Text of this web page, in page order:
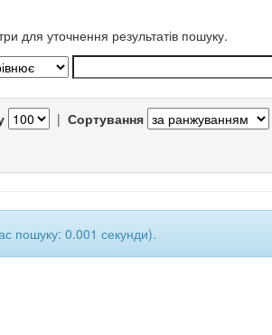
для уточнення результатів пошуку.
| Сортування
пошуку: 0.001 секунди).